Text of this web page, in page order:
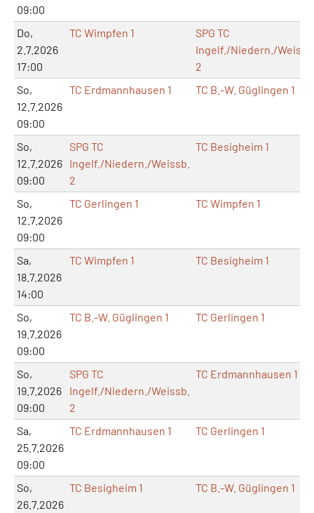
09:00
Do,
2.7.2026
17:00
TC Wimpfen 1
SPG TC
Ingelf./Niedern./
2
So,
12.7.2026
09:00
TC Erdmannhausen 1 TC B.-W. Güglingen 1
So,
12.7.2026
09:00
SPG TC
Ingelf./Niedern./Weissb.
2
TC Besigheim 1
So,
12.7.2026
09:00
TC Gerlingen 1 TC Wimpfen 1
Sa,
18.7.2026
14:00
TC Wimpfen 1 TC Besigheim 1
So,
19.7.2026
09:00
TC B.-W. Güglingen 1 TC Gerlingen 1
So,
19.7.2026
09:00
SPG TC
Ingelf./Niedern./Weissb.
2
TC Erdmannhausen 1
Sa,
25.7.2026
09:00
TC Erdmannhausen 1 TC Gerlingen 1
So,
26.7.2026
TC Besigheim 1 TC B.-W. Güglingen 1